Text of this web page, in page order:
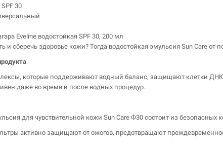
SPF 30
Eveline водостойкая SPF 30, 200 мл
и сберечь здоровье кожи? Тогда водостойкая эмульсия Sun Care от
которые поддерживают водный баланс, защищают клетки
даже во время и после водных процедур.
для чувствительной кожи Sun Care Ф30 состоит из безопасных
активно защищают от ожогов, предотвращают